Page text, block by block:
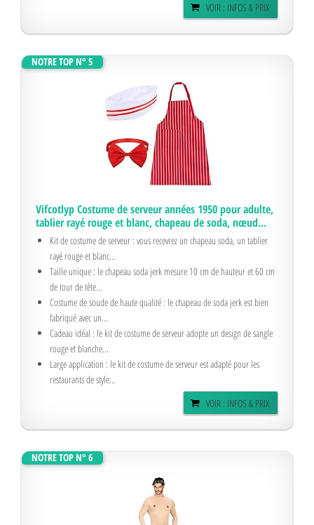
VOIR : INFOS & PRIX
NOTRE TOP N° 5
Vifcotlyp Costume de serveur années 1950 pour adulte,
tablier rayé rouge et blanc, chapeau de soda, nœud...
Kit de costume de serveur : vous recevrez un chapeau soda, un tablier
rayé rouge et blanc...
Taille unique : le chapeau soda jerk mesure 10 cm de hauteur et 60 cm
de tour de tête...
Costume de soude de haute qualité : le chapeau de soda jerk est bien
fabriqué avec un...
Cadeau idéal : le kit de costume de serveur adopte un design de sangle
rouge et blanche...
Large application : le kit de costume de serveur est adapté pour les
restaurants de style...
VOIR : INFOS & PRIX
NOTRE TOP N° 6